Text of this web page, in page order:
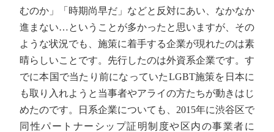
むのか」「時期尚早だ」などと反対にあい、なかなか
進まない…ということが多かったと思いますが、その
ような状況でも、施策に着手する企業が現れたのは素
晴らしいことです。先行したのは外資系企業です。す
でに本国で当たり前になっていたLGBT施策を日本に
も取り入れようと当事者やアライの方たちが動きはじ
めたのです。日系企業についても、2015年に渋谷区で
同性パートナーシップ証明制度や区内の事業者に